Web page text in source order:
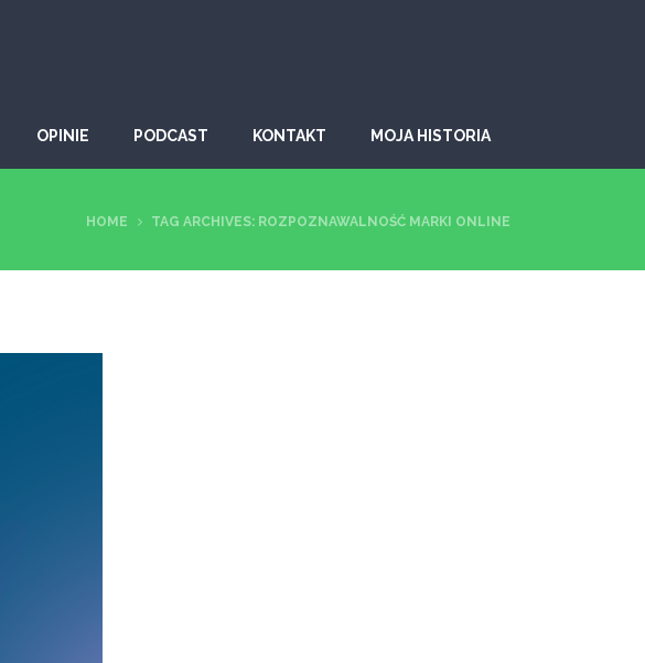
OPINIE PODCAST KONTAKT MOJA HISTORIA
HOME TAG ARCHIVES: ROZPOZNAWALNOŚĆ MARKI ONLINE